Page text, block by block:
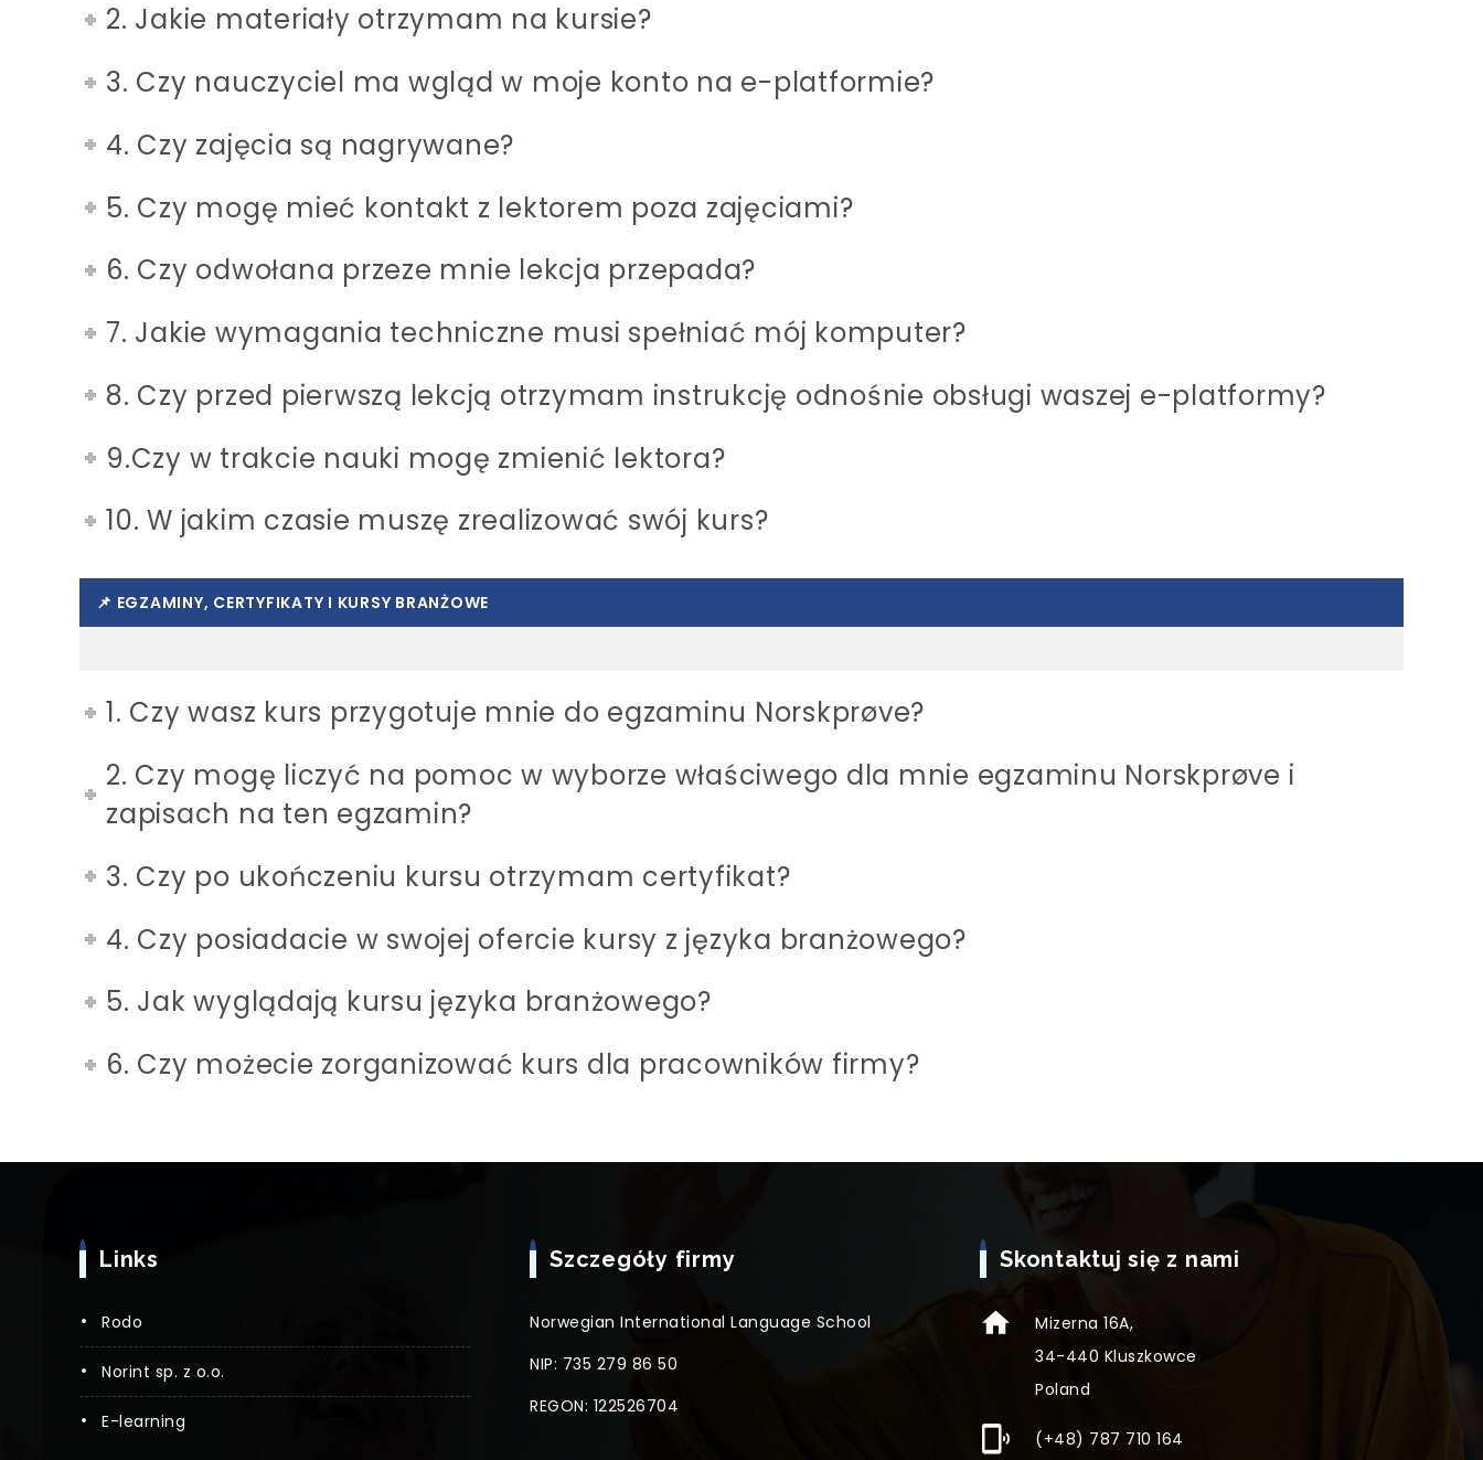
2. Jakie materiały otrzymam na kursie?
3. Czy nauczyciel ma wgląd w moje konto na e-platformie?
4. Czy zajęcia są nagrywane?
5. Czy mogę mieć kontakt z lektorem poza zajęciami?
6. Czy odwołana przeze mnie lekcja przepada?
7. Jakie wymagania techniczne musi spełniać mój komputer?
8. Czy przed pierwszą lekcją otrzymam instrukcję odnośnie obsługi waszej e-platformy?
9.Czy w trakcie nauki mogę zmienić lektora?
10. W jakim czasie muszę zrealizować swój kurs?
📌 EGZAMINY, CERTYFIKATY I KURSY BRANŻOWE
1. Czy wasz kurs przygotuje mnie do egzaminu Norskprøve?
2. Czy mogę liczyć na pomoc w wyborze właściwego dla mnie egzaminu Norskprøve i
zapisach na ten egzamin?
3. Czy po ukończeniu kursu otrzymam certyfikat?
4. Czy posiadacie w swojej ofercie kursy z języka branżowego?
5. Jak wyglądają kursu języka branżowego?
6. Czy możecie zorganizować kurs dla pracowników firmy?
Links
rodo
norint sp. z o.o.
e-learning
Szczegóły firmy
Norwegian International Language School
NIP: 735 279 86 50
REGON: 122526704
Skontaktuj się z nami
Mizerna 16A,
34-440 Kluszkowce
Poland
(+48) 787 710 164